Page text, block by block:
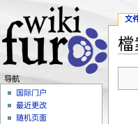
文
导航
国际门户
最近更改
随机页面